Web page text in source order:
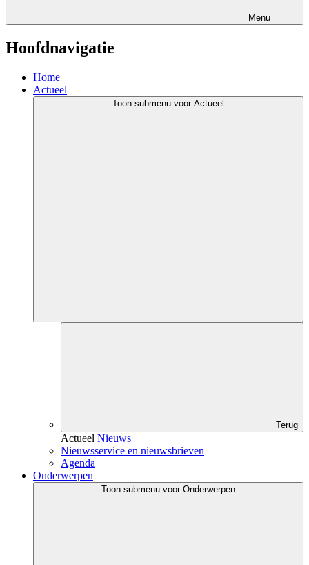
Menu
Hoofdnavigatie
Home
Actueel
Toon submenu voor Actueel
Terug
Actueel Nieuws
Nieuwsservice en nieuwsbrieven
Agenda
Onderwerpen
Toon submenu voor Onderwerpen